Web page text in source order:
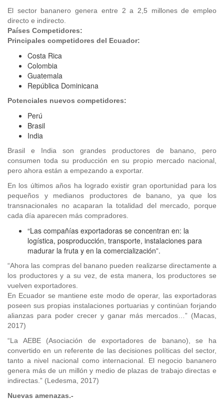
El sector bananero genera entre 2 a 2,5 millones de empleo
directo e indirecto.
Países Competidores:
Principales competidores del Ecuador:
Costa Rica
Colombia
Guatemala
República Dominicana
Potenciales nuevos competidores:
Perú
Brasil
India
Brasil e India son grandes productores de banano, pero
consumen toda su producción en su propio mercado nacional,
pero ahora están a empezando a exportar.
En los últimos años ha logrado existir gran oportunidad para los
pequeños y medianos productores de banano, ya que los
transnacionales no acaparan la totalidad del mercado, porque
cada día aparecen más compradores.
“Las compañías exportadoras se concentran en: la
logística, posproducción, transporte, instalaciones para
madurar la fruta y en la comercialización”.
“Ahora las compras del banano pueden realizarse directamente a
los productores y a su vez, de esta manera, los productores se
vuelven exportadores.
En Ecuador se mantiene este modo de operar, las exportadoras
poseen sus propias instalaciones portuarias y continúan forjando
alianzas para poder crecer y ganar más mercados…” (Macas,
2017)
“La AEBE (Asociación de exportadores de banano), se ha
convertido en un referente de las decisiones políticas del sector,
tanto a nivel nacional como internacional. El negocio bananero
genera más de un millón y medio de plazas de trabajo directas e
indirectas.” (Ledesma, 2017)
Nuevas amenazas.-